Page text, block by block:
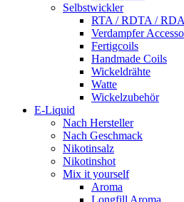
Selbstwickler
RTA / RDTA /
Verdampfer
Fertigcoils
Handmade Coils
Wickeldrähte
Watte
Wickelzubehör
E-Liquid
Nach Hersteller
Nach Geschmack
Nikotinsalz
Nikotinshot
Mix it yourself
Aroma